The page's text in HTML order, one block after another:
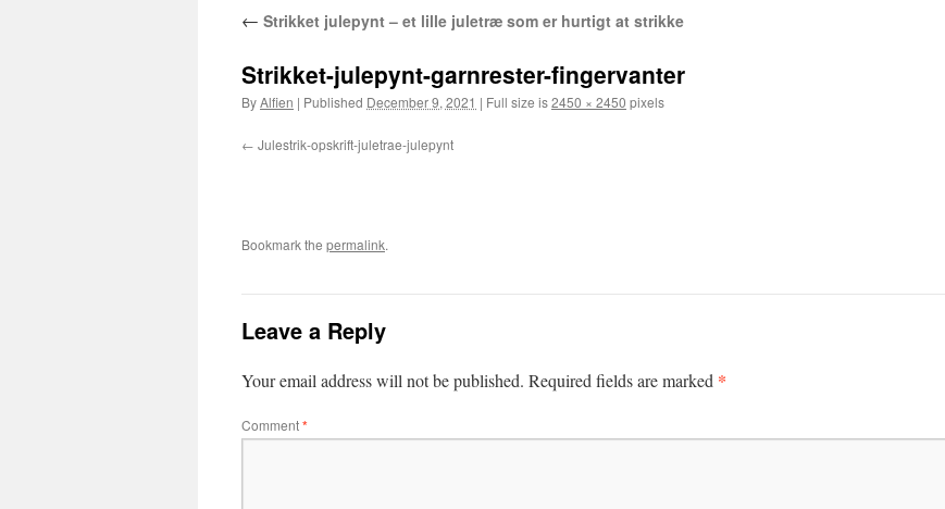
← Strikket julepynt – et lille juletræ som er hurtigt at strikke
Strikket-julepynt-garnrester-fingervanter
ByAlfien | Published December 9, 2021 | Full size is2450 × 2450 pixels
Julestrik-opskrift-juletrae-julepynt
Bookmark the permalink.
Leave a Reply
Your email address will not be published. Required fields are marked *
Comment*